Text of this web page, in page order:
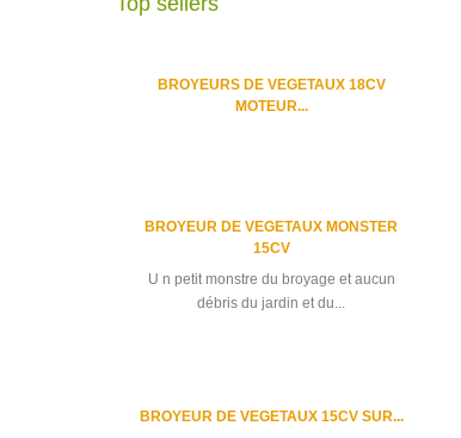
BROYEURS DE VEGETAUX 18CV
MOTEUR...
BROYEUR DE VEGETAUX MONSTER
15CV
U n petit monstre du broyage et aucun
débris du jardin et du...
BROYEUR DE VEGETAUX 15CV SUR...